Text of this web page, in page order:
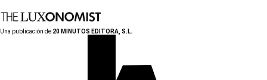
Una publicación de:20 MINUTOS EDITORA, S.L.